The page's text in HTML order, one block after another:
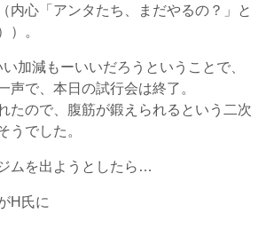
内心「アンタたち、まだやるの？」と
）。
加減もーいいだろうということで、
声で、本日の試行会は終了。
たので、腹筋が鍛えられるという二次
うでした。
ムを出ようとしたら…
H氏に